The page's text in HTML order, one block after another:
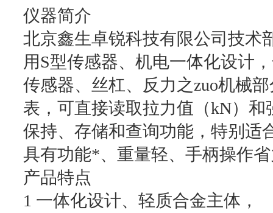
仪器简介
北京鑫生卓锐科技有限公司技术
用S型传感器、机电一体化设计
传感器、丝杠、反力之zuo机械
表，可直接读取拉力值（kN）
保持、存储和查询功能，特别适
具有功能*、重量轻、手柄操作
产品特点
1 一体化设计、轻质合金主体，